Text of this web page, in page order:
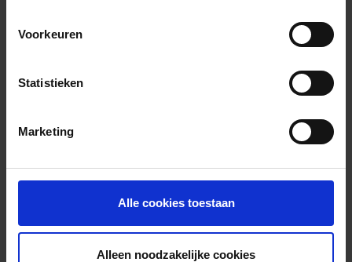
Voorkeuren
Statistieken
Marketing
Alle cookies toestaan
Alleen noodzakelijke cookies